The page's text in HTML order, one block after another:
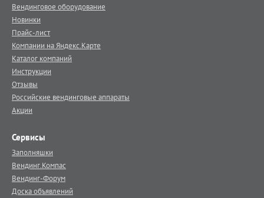
Вендинговое оборудование
Новинки
Прайс-лист
Компании на Яндекс.Карте
Каталог компаний
Инструкции
Отзывы
Российские вендинговые аппараты
Акции
Сервисы
Заполняшки
Вендинг.Компас
Вендинг-Форум
Доска объявлений